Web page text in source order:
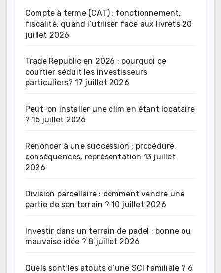
Compte à terme (CAT) : fonctionnement,
fiscalité, quand l’utiliser face aux livrets 20
juillet 2026
Trade Republic en 2026 : pourquoi ce
courtier séduit les investisseurs
particuliers? 17 juillet 2026
Peut-on installer une clim en étant locataire
? 15 juillet 2026
Renoncer à une succession : procédure,
conséquences, représentation 13 juillet
2026
Division parcellaire : comment vendre une
partie de son terrain ? 10 juillet 2026
Investir dans un terrain de padel : bonne ou
mauvaise idée ? 8 juillet 2026
Quels sont les atouts d’une SCI familiale ? 6